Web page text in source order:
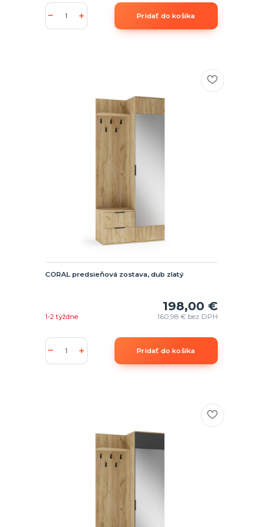
Pridať do košíka
CORAL predsieňová zostava, dub zlatý
198,00 €
160,98 € bez DPH
1-2 týždne
Pridať do košíka